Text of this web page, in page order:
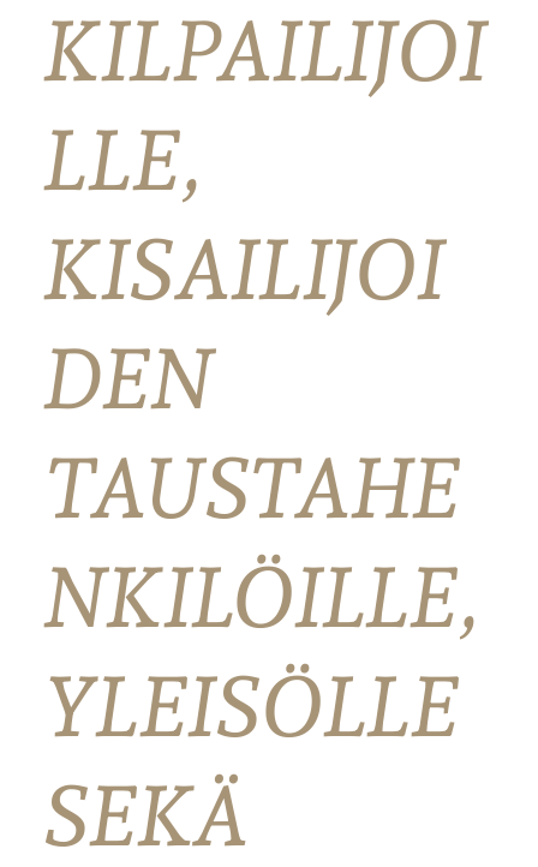
KILPAILIJOI
LLE,
KISAILIJOI
DEN
TAUSTAHE
NKILÖILLE,
YLEISÖLLE
SEKÄ